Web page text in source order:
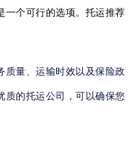
一个可行的选项。托运推荐
质量、运输时效以及保险政
质的托运公司，可以确保您